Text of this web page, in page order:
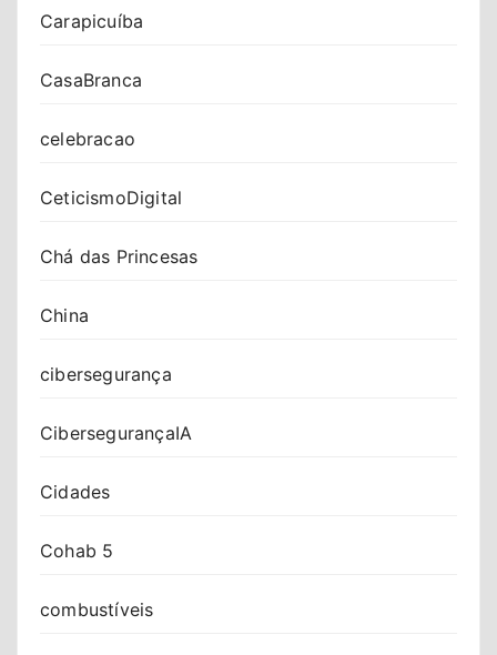
Carapicuíba
CasaBranca
celebracao
CeticismoDigital
Chá das Princesas
China
cibersegurança
CibersegurançaIA
Cidades
Cohab 5
combustíveis